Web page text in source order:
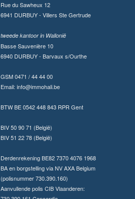
Rue du Sawheux 12
6941 DURBUY - Villers Ste Gertrude
tweede kantoor in Wallonië
Basse Sauvenière 10
6940 DURBUY - Barvaux s/Ourthe
GSM 0471 / 44 44 00
Email: info@immohali.be
BTW BE 0542 448 843 RPR Gent
BIV 50 90 71 (België)
BIV 51 22 78 (België)
Derdenrekening BE82 7370 4076 1968
BA en borgstelling via NV AXA Belgium
(polisnummer 730.390.160)
Aanvullende polis CIB Vlaanderen: